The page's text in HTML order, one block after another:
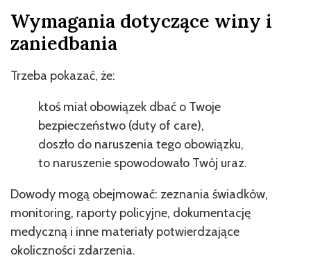
Wymagania dotyczące winy i
zaniedbania
Trzeba pokazać, że:
ktoś miał obowiązek dbać o Twoje
bezpieczeństwo (duty of care),
doszło do naruszenia tego obowiązku,
to naruszenie spowodowało Twój uraz.
Dowody mogą obejmować: zeznania świadków,
monitoring, raporty policyjne, dokumentację
medyczną i inne materiały potwierdzające
okoliczności zdarzenia.